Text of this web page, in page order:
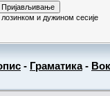
и дужином сесије
- Граматика-